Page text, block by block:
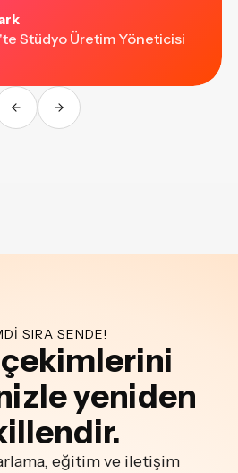
Stüdyo Üretim Yöneticisi
SIRA SENDE!
yeniden
eğitim ve iletişim